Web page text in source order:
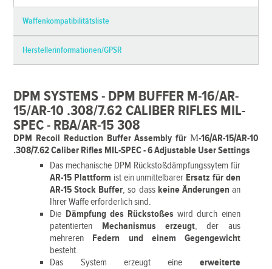
Waffenkompatibilitätsliste
Herstellerinformationen/GPSR
DPM SYSTEMS - DPM BUFFER M-16/AR-
15/AR-10 .308/7.62 CALIBER RIFLES MIL-
SPEC - RBA/AR-15 308
DPM Recoil Reduction Buffer Assembly für Μ-16/AR-15/AR-10
.308/7.62 Caliber Rifles MIL-SPEC -6 Adjustable User Settings
Das mechanische DPM Rückstoßdämpfungssytem für
AR-15 Plattform ist ein unmittelbarer Ersatz für den
AR-15 Stock Buffer, so dass keine Änderungen an
Ihrer Waffe erforderlich sind.
Die Dämpfung des Rückstoßes wird durch einen
patentierten Mechanismus erzeugt, der aus
mehreren Federn und einem Gegengewicht
besteht.
Das System erzeugt eine erweiterte